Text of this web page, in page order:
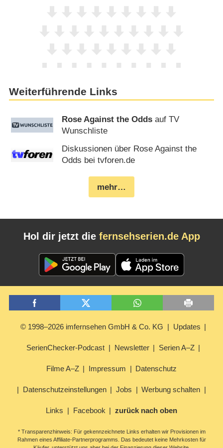
Weiterführende Links
Rose Against the Odds auf TV
Wunschliste
Diskussionen über Rose Against the
Odds bei tvforen.de
mehr…
Hol dir jetzt die fernsehserien.de App
© 1998–2026 imfernsehen GmbH & Co. KG Updates
SerienChecker-Podcast Newsletter Serien A–Z
Filme A–Z Impressum Datenschutz
Datenschutzeinstellungen Jobs Werbung schalten
Links Facebook zurück nach oben
* Transparenzhinweis: Für gekennzeichnete Links erhalten wir Provisionen im
Rahmen eines Affiliate-Partnerprogramms. Das bedeutet keine Mehrkosten für